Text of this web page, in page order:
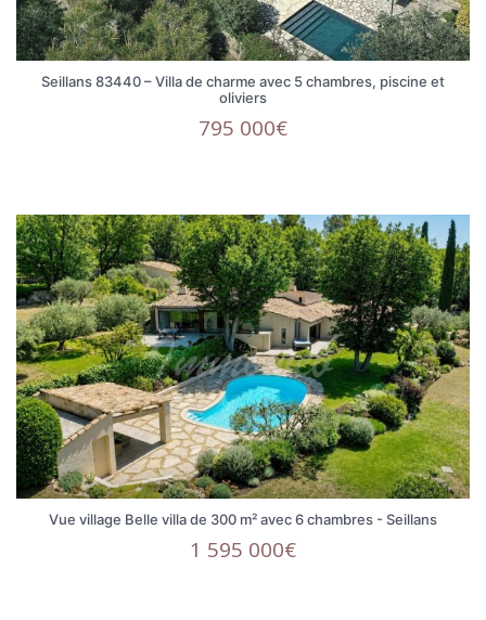
Seillans 83440 – Villa de charme avec 5 chambres, piscine et
oliviers
795 000€
Vue village Belle villa de 300 m² avec 6 chambres - Seillans
1 595 000€